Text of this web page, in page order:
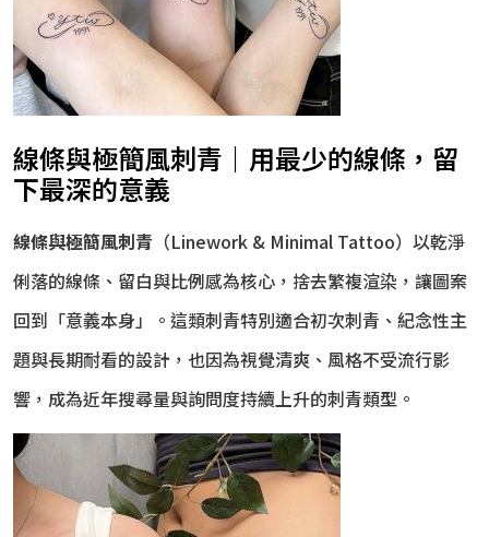
線條與極簡風刺青｜用最少的線條，留
下最深的意義
線條與極簡風刺青 （Linework & Minimal Tattoo）以乾淨
俐落的線條、留白與比例感為核心，捨去繁複渲染，讓圖案
回到「意義本身」。這類刺青特別適合初次刺青、紀念性主
題與長期耐看的設計，也因為視覺清爽、風格不受流行影
響，成為近年搜尋量與詢問度持續上升的刺青類型。